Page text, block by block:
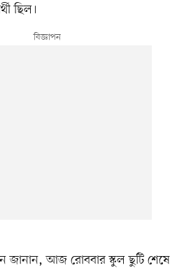
ছিল।
জানান, আজ রোববার স্কুল ছুটি